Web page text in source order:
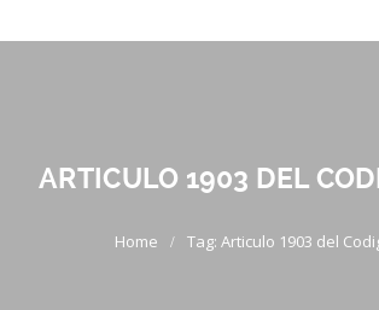
ARTICULO 1903 DEL
Tag: Articulo 1903 del